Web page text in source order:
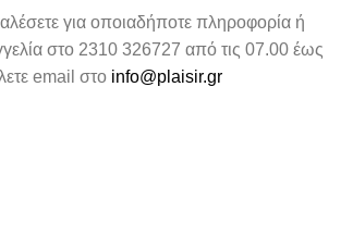
για οποιαδήποτε πληροφορία ή
στο 2310 326727 από τις 07.00 έως
email στο info@plaisir.gr